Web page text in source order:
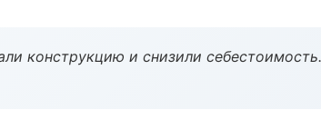
конструкцию и снизили себестоимость.